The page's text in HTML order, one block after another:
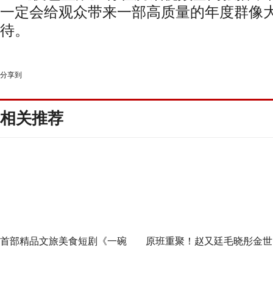
一定会给观众带来一部高质量的年度群像
待。
分享到
相关推荐
首部精品文旅美食短剧《一碗 原班重聚！赵又廷毛晓彤金世